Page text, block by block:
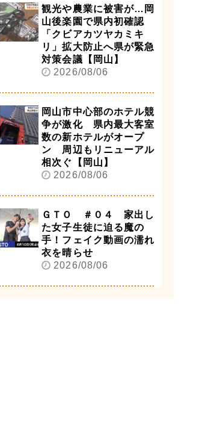
観光や農業に被害が…岡
山後楽園で県内初確認
「クビアカツヤカミキ
リ」拡大防止へ県が緊急
対策会議【岡山】
2026/08/06
岡山市中心部のホテル競
争が激化 県内最大客室
数の新ホテルがオープ
ン 周辺もリニューアル
相次ぐ【岡山】
2026/08/06
ＧＴＯ ＃０４ 家出し
た女子生徒に迫る魔の
手！フェイク動画の濡れ
衣を晴らせ
2026/08/06